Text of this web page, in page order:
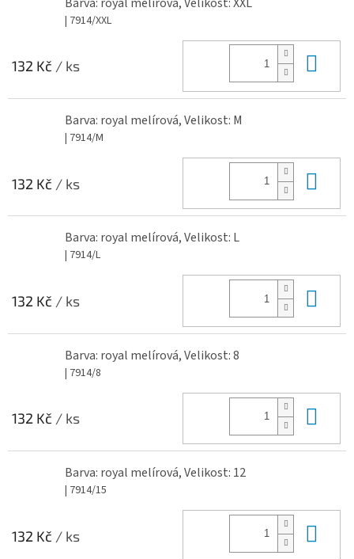
| 7914/XXL
132 Kč / ks
Barva: royal melírová, Velikost: M
| 7914/M
132 Kč / ks
Barva: royal melírová, Velikost: L
| 7914/L
132 Kč / ks
Barva: royal melírová, Velikost: 8
| 7914/8
132 Kč / ks
Barva: royal melírová, Velikost: 12
| 7914/15
132 Kč / ks